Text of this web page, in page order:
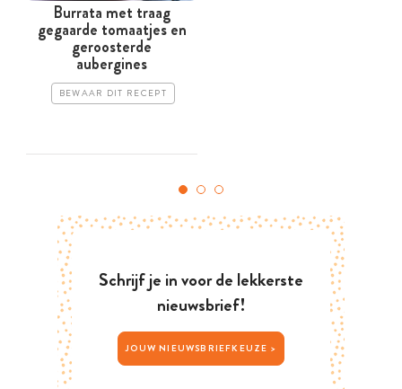
Burrata met traag
gegaarde tomaatjes en
geroosterde
aubergines
BEWAAR DIT RECEPT
Schrijf je in voor de lekkerste
nieuwsbrief!
JOUW NIEUWSBRIEFKEUZE >